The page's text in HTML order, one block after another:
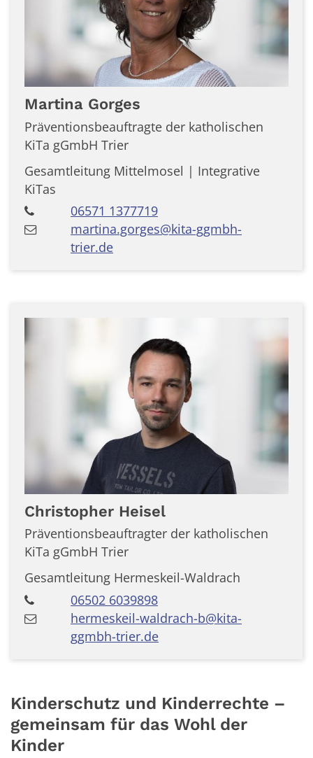
Martina Gorges
Präventionsbeauftragte der katholischen
KiTa gGmbH Trier
Gesamtleitung Mittelmosel | Integrative
KiTas
06571 1377719
martina.gorges@kita-ggmbh-
trier.de
Christopher Heisel
Präventionsbeauftragter der katholischen
KiTa gGmbH Trier
Gesamtleitung Hermeskeil-Waldrach
06502 6039898
hermeskeil-waldrach-b@kita-
ggmbh-trier.de
Kinderschutz und Kinderrechte –
gemeinsam für das Wohl der
Kinder